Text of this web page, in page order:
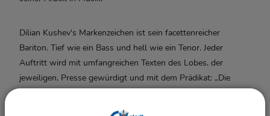
Dilian Kushev's Markenzeichen ist sein facettenreicher
Bariton. Tief wie ein Bass und hell wie ein Tenor. Jeder
Auftritt wird mit umfangreichen Texten des Lobes, der
jeweiligen, Presse gewürdigt und mit dem Prädikat: „Die
werden durchdrungen vom leidenschaftlichen Gesang des